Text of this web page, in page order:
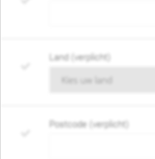
Land (verplicht)
Postcode (verplicht)